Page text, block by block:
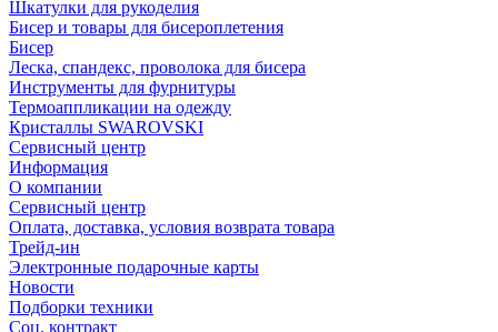
Шкатулки для рукоделия
Бисер и товары для бисероплетения
Бисер
Леска, спандекс, проволока для бисера
Инструменты для фурнитуры
Термоаппликации на одежду
Кристаллы SWAROVSKI
Сервисный центр
Информация
О компании
Сервисный центр
Оплата, доставка, условия возврата товара
Трейд-ин
Электронные подарочные карты
Новости
Подборки техники
Соц. контракт